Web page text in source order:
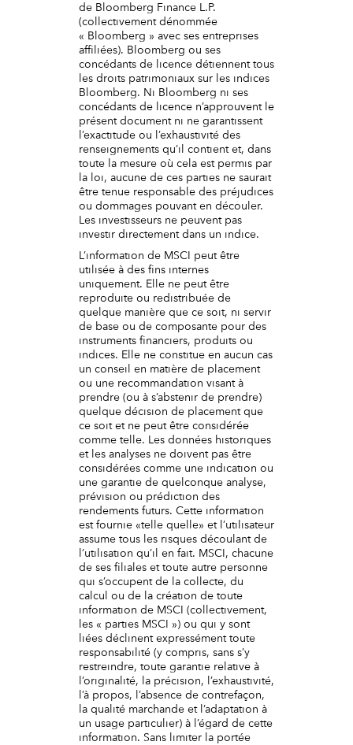
de Bloomberg Finance L.P.
(collectivement dénommée
« Bloomberg » avec ses entreprises
affiliées). Bloomberg ou ses
concédants de licence détiennent tous
les droits patrimoniaux sur les indices
Bloomberg. Ni Bloomberg ni ses
concédants de licence n’approuvent le
présent document ni ne garantissent
l’exactitude ou l’exhaustivité des
renseignements qu’il contient et, dans
toute la mesure où cela est permis par
la loi, aucune de ces parties ne saurait
être tenue responsable des préjudices
ou dommages pouvant en découler.
Les investisseurs ne peuvent pas
investir directement dans un indice.
L’information de MSCI peut être
utilisée à des fins internes
uniquement. Elle ne peut être
reproduite ou redistribuée de
quelque manière que ce soit, ni servir
de base ou de composante pour des
instruments financiers, produits ou
indices. Elle ne constitue en aucun cas
un conseil en matière de placement
ou une recommandation visant à
prendre (ou à s’abstenir de prendre)
quelque décision de placement que
ce soit et ne peut être considérée
comme telle. Les données historiques
et les analyses ne doivent pas être
considérées comme une indication ou
une garantie de quelconque analyse,
prévision ou prédiction des
rendements futurs. Cette information
est fournie «telle quelle» et l’utilisateur
assume tous les risques découlant de
l’utilisation qu’il en fait. MSCI, chacune
de ses filiales et toute autre personne
qui s’occupent de la collecte, du
calcul ou de la création de toute
information de MSCI (collectivement,
les « parties MSCI ») ou qui y sont
liées déclinent expressément toute
responsabilité (y compris, sans s’y
restreindre, toute garantie relative à
l’originalité, la précision, l’exhaustivité,
l’à propos, l’absence de contrefaçon,
la qualité marchande et l’adaptation à
un usage particulier) à l’égard de cette
information. Sans limiter la portée